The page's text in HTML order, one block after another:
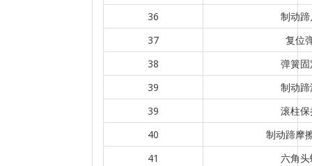
36
制动
37
复位
38
弹簧
39
制动
39
滚柱
40
制动蹄摩
41
六角